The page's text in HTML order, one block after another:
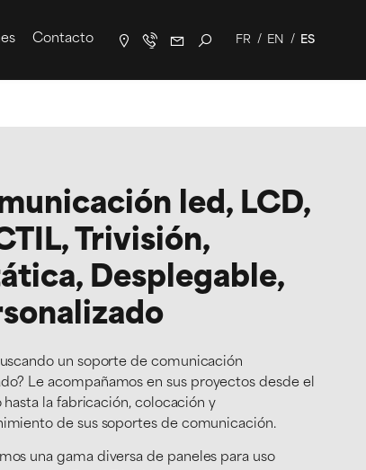
FR EN ES
Contacto
55
led, LCD,
Trivisión,
Desplegable,
un soporte de comunicación
Le acompañamos en sus proyectos desde el
hasta la fabricación, colocación y
de sus soportes de comunicación.
una gama diversa de paneles para uso